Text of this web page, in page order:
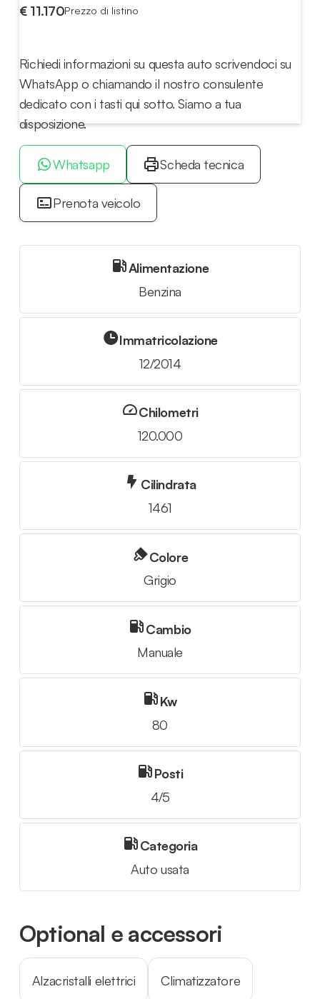
€ 11.170Prezzo di listino
Richiedi informazioni su questa auto scrivendoci su
WhatsApp o chiamando il nostro consulente
dedicato con i tasti qui sotto. Siamo a tua
disposizione.
Whatsapp Scheda tecnica
Prenota veicolo
Alimentazione
Benzina
Immatricolazione
12/2014
Chilometri
120.000
Cilindrata
1461
Colore
Grigio
Cambio
Manuale
Kw
80
Posti
4/5
Categoria
Auto usata
Optional e accessori
Alzacristalli elettrici Climatizzatore